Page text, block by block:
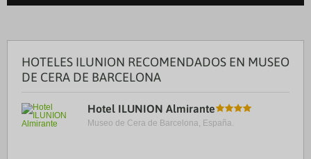
HOTELES ILUNION RECOMENDADOS EN MUSEO
DE CERA DE BARCELONA
Hotel ILUNION Almirante
Museo de Cera de Barcelona, España.